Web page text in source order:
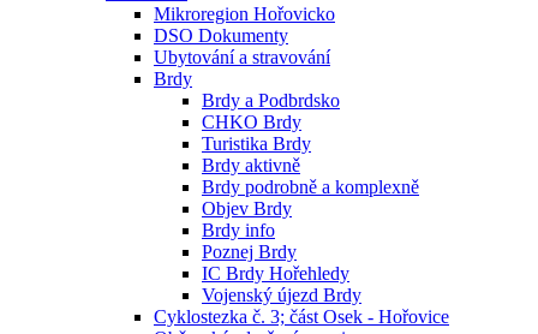
Mikroregion Hořovicko
DSO Dokumenty
Ubytování a stravování
Brdy
Brdy a Podbrdsko
CHKO Brdy
Turistika Brdy
Brdy aktivně
Brdy podrobně a komplexně
Objev Brdy
Brdy info
Poznej Brdy
IC Brdy Hořehledy
Vojenský újezd Brdy
Cyklostezka č. 3; část Osek - Hořovice